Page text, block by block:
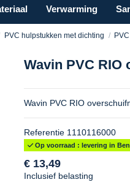
Verwarming
PVC hulpstukken met dichting
Wavin PVC RIO
Wavin PVC RIO
Referentie 1110116000
Op voorraad : levering in
€ 13,49
Inclusief belasting